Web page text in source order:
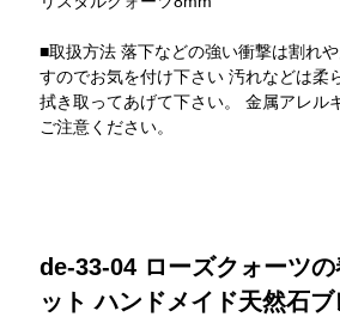
■取扱方法 落下などの強い衝撃は割れ
すのでお気を付け下さい 汚れなどは柔
拭き取ってあげて下さい。 金属アレル
ご注意ください。
de-33-04 ローズクォーツ
ット ハンドメイド天然石